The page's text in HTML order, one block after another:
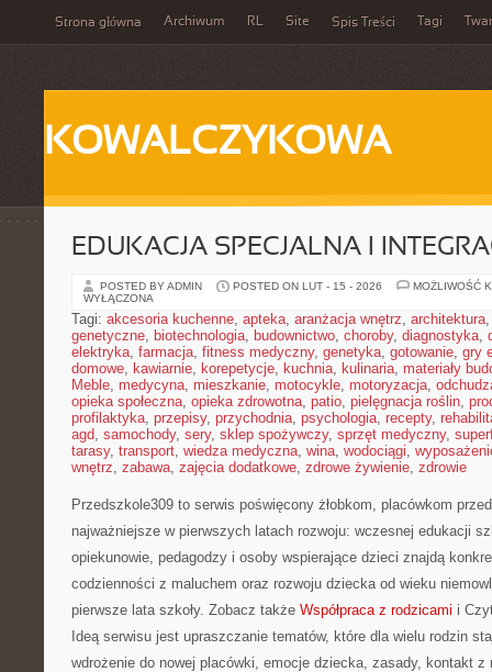
Strona główna Archiwum RL Site Spis Treści Tagi
KOWALCZYKOWA
EDUKACJA SPECJALNA I
POSTED BY ADMIN POSTED ON LUT - 15 - 2026
MOŻLIWOŚĆ
WYŁĄCZONA
Tagi: akcesoria kuchenne, apteka, aranżacja wnętrz, architektura
genetyczne, biotechnologia, budownictwo, choroby, diagnostyka,
elektryka, farmacja, fitness medyczny, genetyka, gotowanie, gry
domowe, kawiarnie, korepetycje, kuchnia, kulinaria, materiały
Meble, medycyna, mieszkanie, motocykle, motoryzacja,
opieka społeczna, opieka zdrowotna, patio, pielęgnacja roślin,
profilaktyka, przepisy, przychodnia, psychologia, recepty,
agd, samochody, sery, sklep spożywczy, sprzęt medyczny,
tarasy, transport, wiedza medyczna, wina, wodociągi,
wnętrz, zabawa, zajęcia dodatkowe, zdrowe żywienie, zdrowie
Przedszkole309 to serwis poświęcony żłobkom, placówkom
najważniejsze w pierwszych latach rozwoju: wczesnej edukacji
opiekunowie, pedagodzy i osoby wspierające dzieci znajdą
codzienności z maluchem oraz rozwoju dziecka od wieku
pierwsze lata szkoły. Zobacz także Współpraca z rodzicami i
Ideą serwisu jest upraszczanie tematów, które dla wielu rodzin
wdrożenie do nowej placówki, emocje dziecka, zasady, kontakt